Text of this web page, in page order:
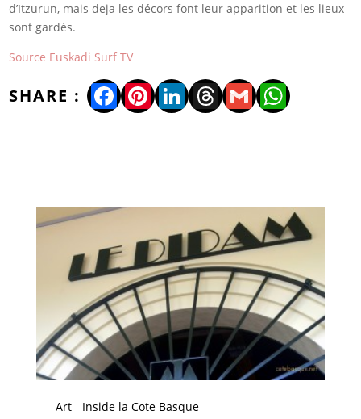
d’Itzurun, mais deja les décors font leur apparition et les lieux
sont gardés.
Source Euskadi Surf TV
Facebook
Pinterest
LinkedIn
Threads
Gmail
Art Inside la Cote Basque